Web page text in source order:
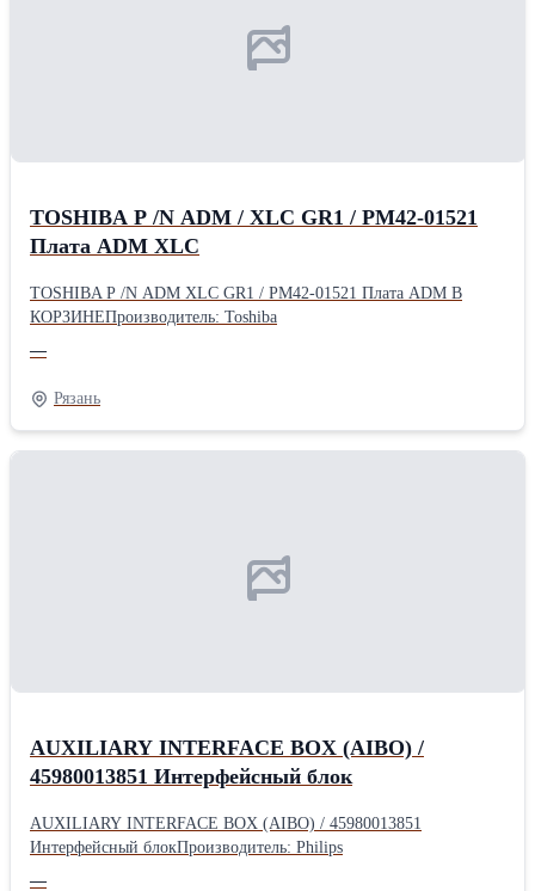
TOSHIBA P /N ADM / XLC GR1 / PM42-01521
Плата ADM XLC
TOSHIBA P /N ADM XLC GR1 / PM42-01521 Плата ADM В
КОРЗИНЕПроизводитель: Toshiba
—
Рязань
AUXILIARY INTERFACE BOX (AIBO) /
45980013851 Интерфейсный блок
AUXILIARY INTERFACE BOX (AIBO) / 45980013851
Интерфейсный блокПроизводитель: Philips
—